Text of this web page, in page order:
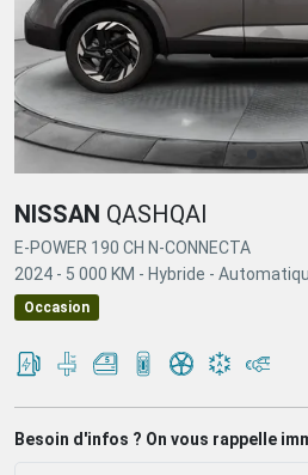
NISSAN QASHQAI
E-POWER 190 CH N-CONNECTA
2024 - 5 000 KM - Hybride -
Occasion
Besoin d'infos ? On vous rappelle